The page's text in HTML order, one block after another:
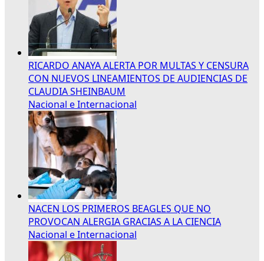
RICARDO ANAYA ALERTA POR MULTAS Y CENSURA
CON NUEVOS LINEAMIENTOS DE AUDIENCIAS DE
CLAUDIA SHEINBAUM
Nacional e Internacional
NACEN LOS PRIMEROS BEAGLES QUE NO
PROVOCAN ALERGIA GRACIAS A LA CIENCIA
Nacional e Internacional